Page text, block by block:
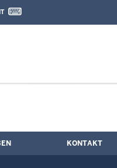
Kontaktformular
KONTAKT